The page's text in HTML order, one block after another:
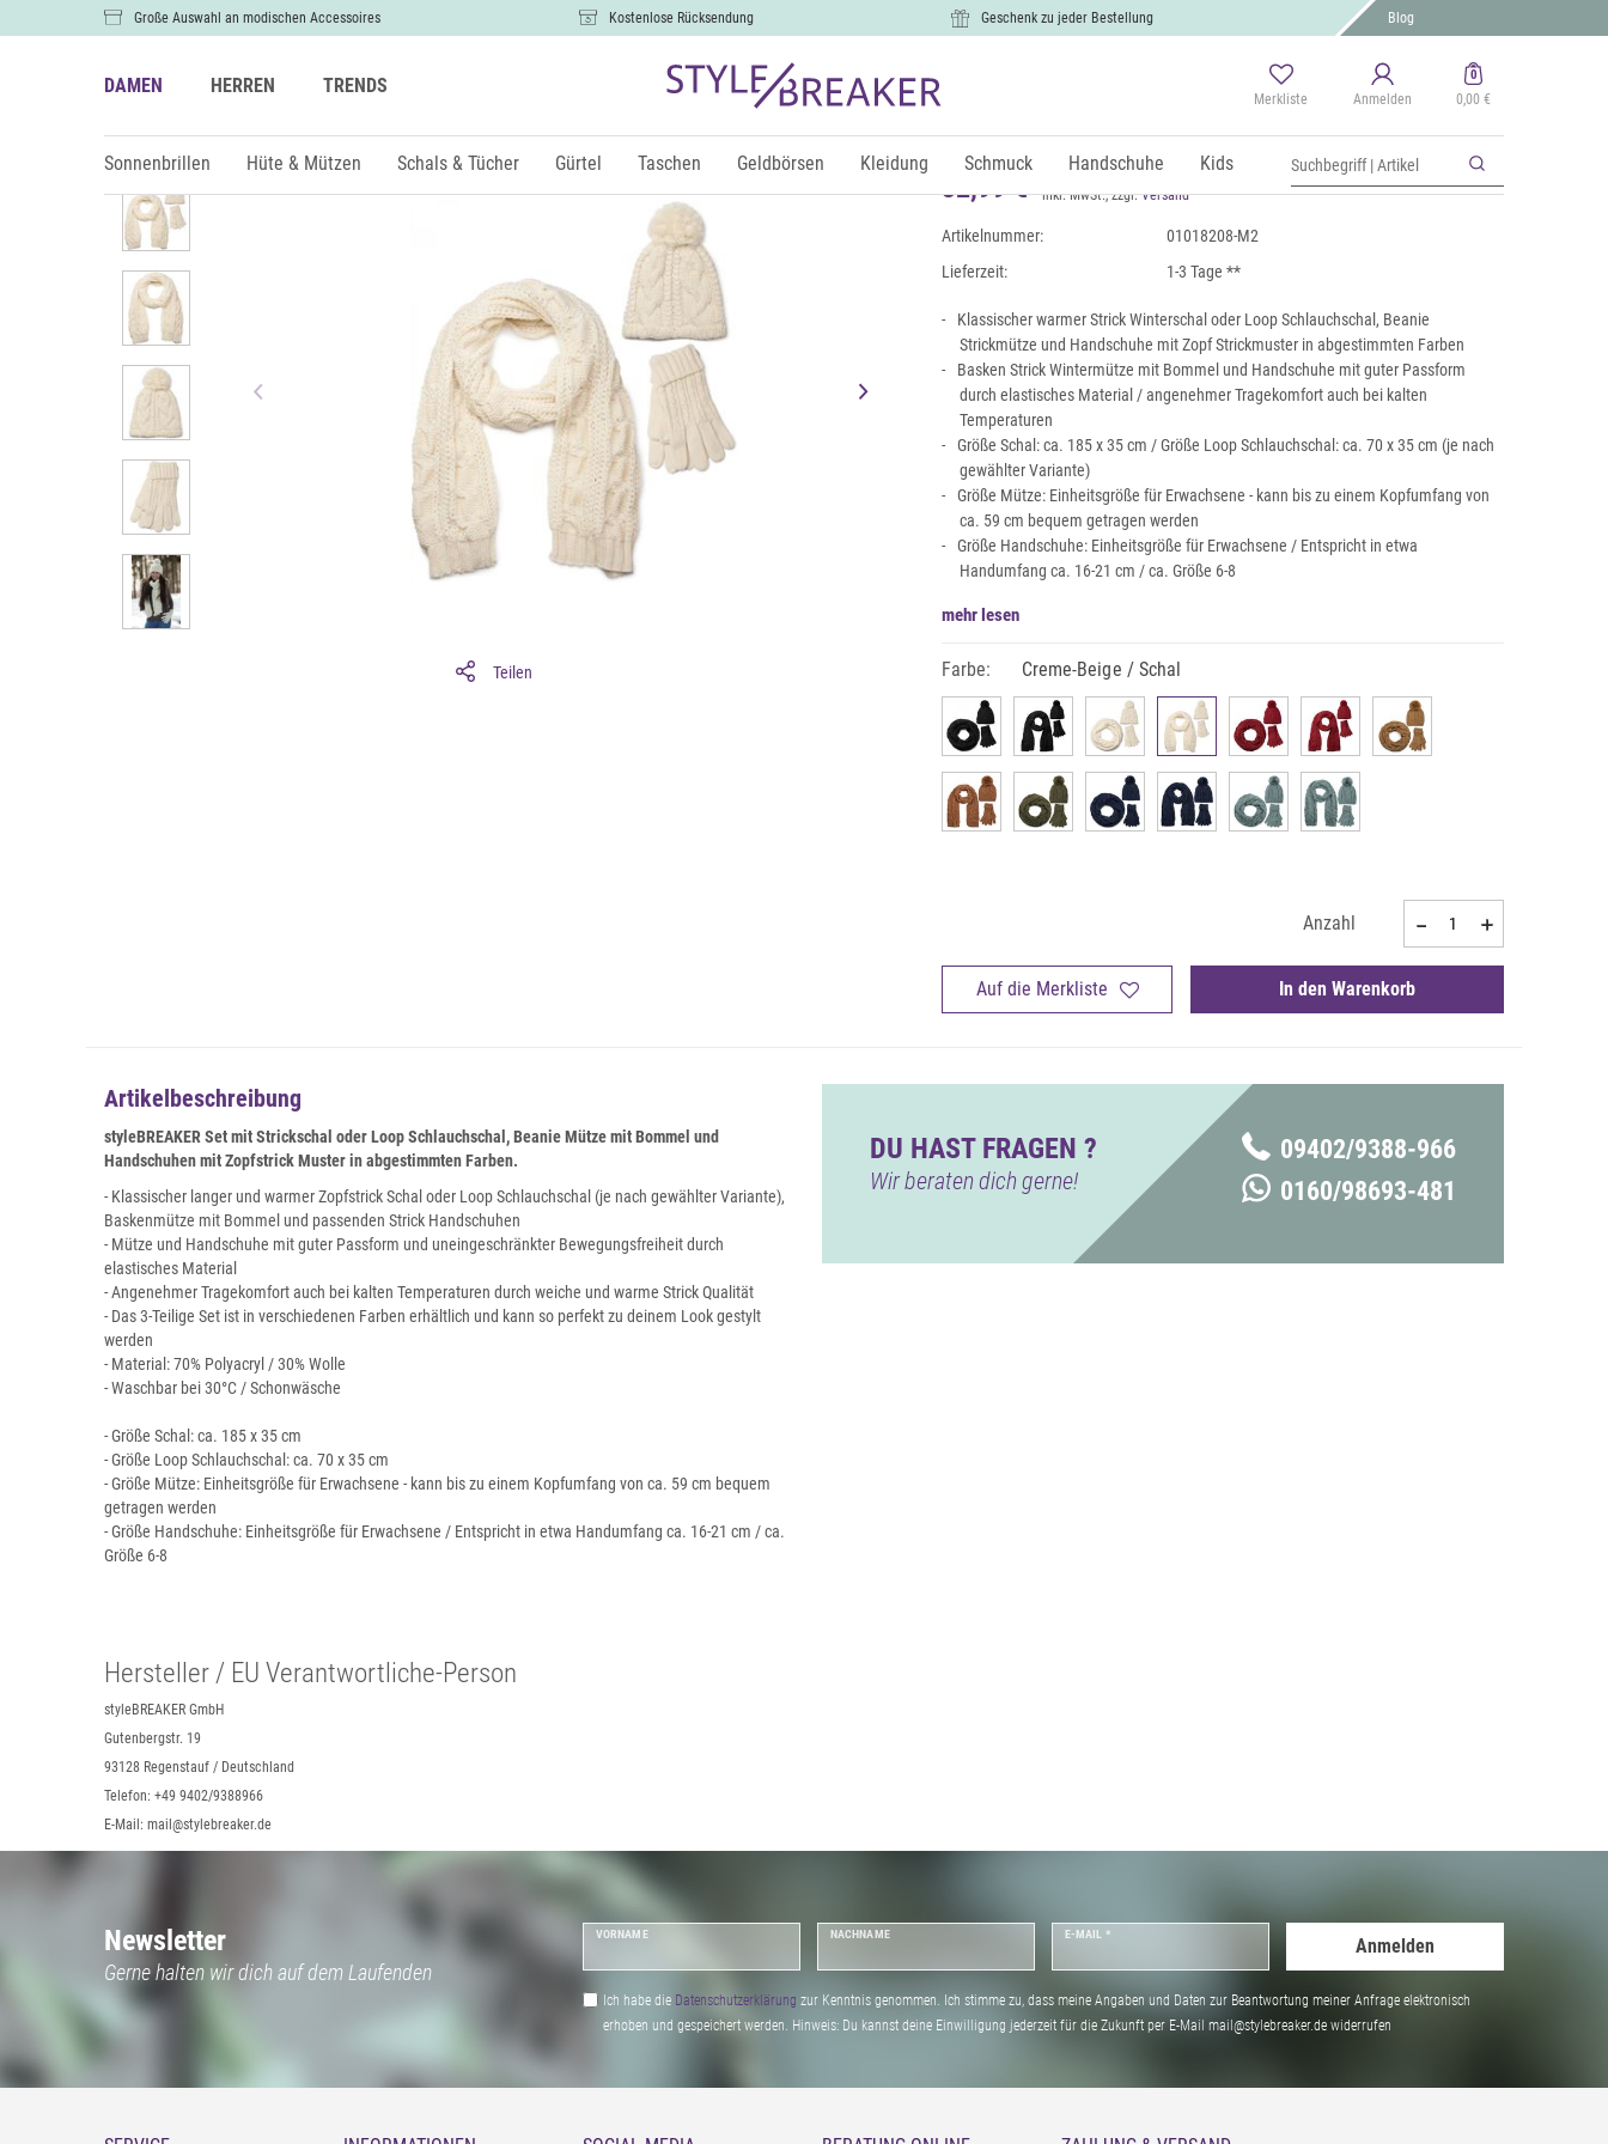
Große Auswahl an modischen Accessoires Kostenlose Rücksendung Geschenk zu jeder Bestellung Blog
DAMEN HERREN TRENDS
Merkliste Anmelden
0
0,00 €
Sonnenbrillen Hüte & Mützen Schals & Tücher Gürtel Taschen Geldbörsen Kleidung Schmuck Handschuhe Kids
Teilen
Strick Schal, Mütze & Handschuh Set mit
Zopfmuster
32,99 €
inkl. MwSt., zzgl.Versand
Artikelnummer:
01018208-M2
Lieferzeit:
1-3 Tage **
Klassischer warmer Strick Winterschal oder Loop Schlauchschal, Beanie
Strickmütze und Handschuhe mit Zopf Strickmuster in abgestimmten Farben
Basken Strick Wintermütze mit Bommel und Handschuhe mit guter Passform
durch elastisches Material / angenehmer Tragekomfort auch bei kalten
Temperaturen
Größe Schal: ca. 185 x 35 cm / Größe Loop Schlauchschal: ca. 70 x 35 cm (je nach
gewählter Variante)
Größe Mütze: Einheitsgröße für Erwachsene - kann bis zu einem Kopfumfang von
ca. 59 cm bequem getragen werden
Größe Handschuhe: Einheitsgröße für Erwachsene / Entspricht in etwa
Handumfang ca. 16-21 cm / ca. Größe 6-8
mehr lesen
Farbe: Creme-Beige / Schal
Anzahl
Auf die Merkliste In den Warenkorb
Artikelbeschreibung
styleBREAKER Set mit Strickschal oder Loop Schlauchschal, Beanie Mütze mit Bommel und
Handschuhen mit Zopfstrick Muster in abgestimmten Farben.
- Klassischer langer und warmer Zopfstrick Schal oder Loop Schlauchschal (je nach gewählter Variante),
Baskenmütze mit Bommel und passenden Strick Handschuhen
- Mütze und Handschuhe mit guter Passform und uneingeschränkter Bewegungsfreiheit durch
elastisches Material
- Angenehmer Tragekomfort auch bei kalten Temperaturen durch weiche und warme Strick Qualität
- Das 3-Teilige Set ist in verschiedenen Farben erhältlich und kann so perfekt zu deinem Look gestylt
werden
- Material: 70% Polyacryl / 30% Wolle
- Waschbar bei 30°C / Schonwäsche
- Größe Schal: ca. 185 x 35 cm
- Größe Loop Schlauchschal: ca. 70 x 35 cm
- Größe Mütze: Einheitsgröße für Erwachsene - kann bis zu einem Kopfumfang von ca. 59 cm bequem
getragen werden
- Größe Handschuhe: Einheitsgröße für Erwachsene / Entspricht in etwa Handumfang ca. 16-21 cm / ca.
Größe 6-8
DU HAST FRAGEN ?
Wir beraten dich gerne!
09402/9388-966
0160/98693-481
Hersteller / EU Verantwortliche-Person
styleBREAKER GmbH
Gutenbergstr. 19
93128 Regenstauf / Deutschland
Telefon: +49 9402/9388966
E-Mail: mail@stylebreaker.de
Newsletter
Gerne halten wir dich auf dem Laufenden
VORNAME NACHNAME E-MAIL *
Anmelden
Ich habe die Daten­schutz­erklärung zur Kenntnis genommen. Ich stimme zu, dass meine Angaben und Daten zur Beantwortung meiner Anfrage elektronisch
erhoben und gespeichert werden. Hinweis: Du kannst deine Einwilligung jederzeit für die Zukunft per E-Mail mail@stylebreaker.de widerrufen